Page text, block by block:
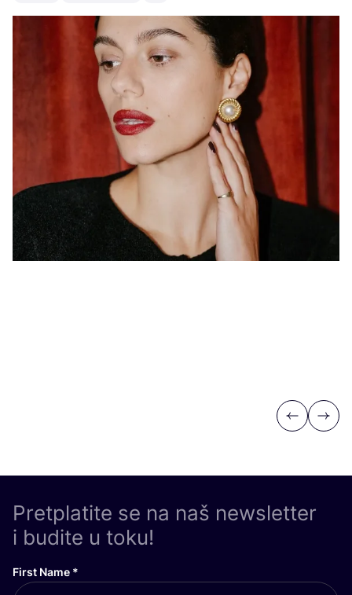
Previous
Next
Pretplatite se na naš newsletter
i budite u toku!
First Name *